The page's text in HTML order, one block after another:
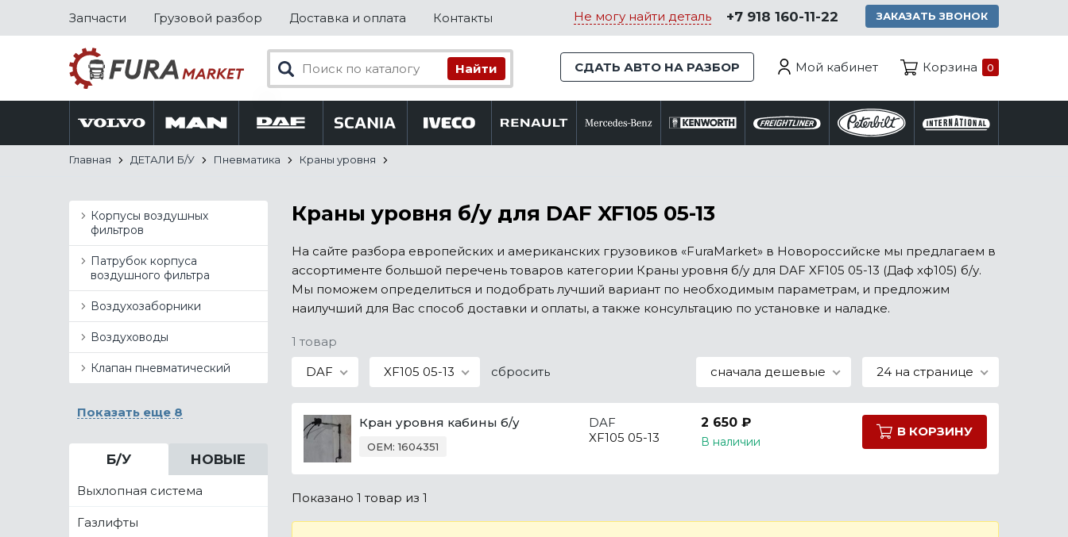
Запчасти Грузовой разбор Доставка и оплата Контакты Не могу найти деталь +7 918 160-11-22 ЗАКАЗАТЬ ЗВОНОК
СДАТЬ АВТО НА РАЗБОР Мой кабинет Корзина 0
Главная ДЕТАЛИ Б/У Пневматика Краны уровня
Корпусы воздушных
фильтров
Патрубок корпуса
воздушного фильтра
Воздухозаборники
Воздуховоды
Клапан пневматический
Показать еще 8
Б/У НОВЫЕ
Выхлопная система
Газлифты
Краны уровня б/у для DAF XF105 05-13
На сайте разбора европейских и американских грузовиков «FuraMarket» в Новороссийске мы предлагаем в
ассортименте большой перечень товаров категории Краны уровня б/у для DAF XF105 05-13 (Даф хф105) б/у.
Мы поможем определиться и подобрать лучший вариант по необходимым параметрам, и предложим
наилучший для Вас способ доставки и оплаты, а также консультацию по установке и наладке.
1 товар
DAF
XF105 05-13 сбросить сначала дешевые 24 на странице
Кран уровня кабины б/у
OEM: 1604351
DAF
XF105 05-13
2 650 ₽
В наличии
В КОРЗИНУ
Показано 1 товар из 1